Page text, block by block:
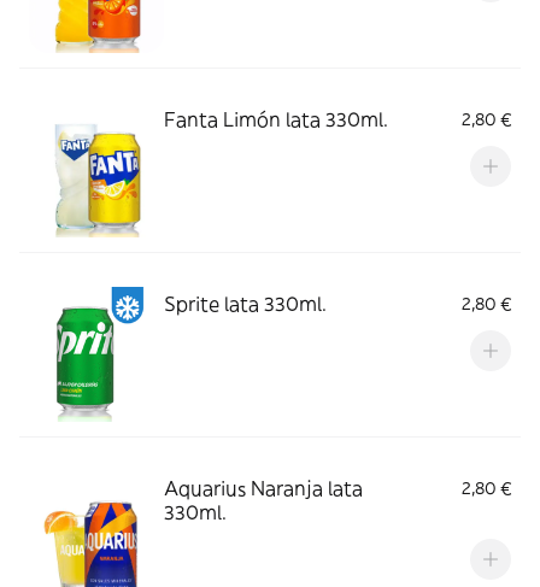
Fanta Limón lata 330ml. 2,80 €
Sprite lata 330ml. 2,80 €
Aquarius Naranja lata
330ml.
2,80 €